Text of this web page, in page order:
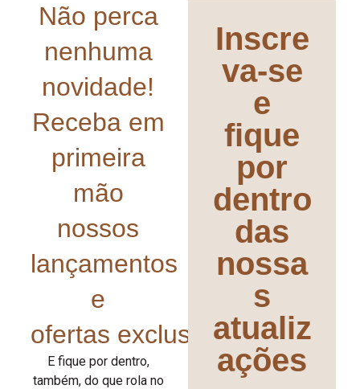
Não perca
nenhuma
novidade!
Receba em
primeira
mão
nossos
lançamentos
e
ofertas exclusivas!
E fique por dentro,
também, do que rola no
Inscre
va-se
e
fique
por
dentro
das
nossa
s
atualiz
ações